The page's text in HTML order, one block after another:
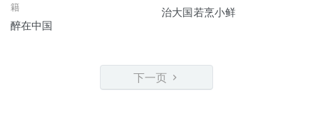
籍
醉在中国
治大国若烹小鲜
下一页